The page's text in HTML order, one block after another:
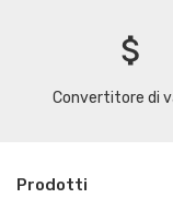
attach_money
Convertitore di
Prodotti